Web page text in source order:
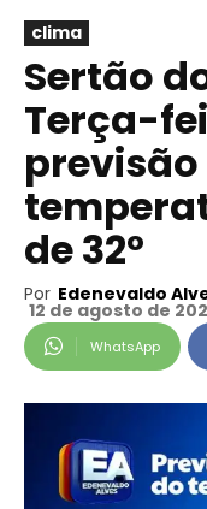
clima
Sertão
Terça-
de 32º
Por Edenevaldo
12 de agosto de
WhatsApp